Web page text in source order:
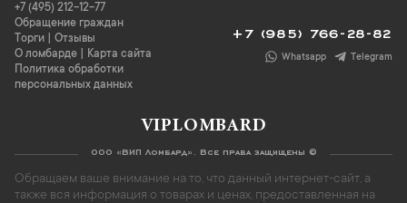
+7 (495) 212-12-77
Обращение граждан
Торги
Отзывы
О ломбарде
Карта сайта
Политика обработки
персональных данных
+7 (985) 766-28-82
Whatsapp Telegram
VIPLOMBARD
ООО «ВИП Ломбард». Все права защищены ©
Обращаем ваше внимание на то, что данный интернет-сайт, а
также вся информация о товарах и ценах, предоставленная на